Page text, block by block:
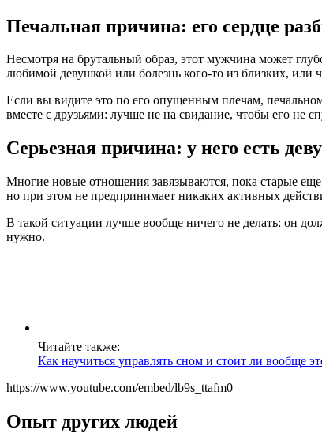
Печальная причина: его сердце
Несмотря на брутальный образ, этот мужчина может
любимой девушкой или болезнь кого-то из близких,
Если вы видите это по его опущенным плечам,
вместе с друзьями: лучше не на свидание, чтобы его не
Серьезная причина: у него есть
Многие новые отношения завязываются, пока старые
но при этом не предпринимает никаких активных
В такой ситуации лучше вообще ничего не делать: он
нужно.
Читайте также:
Как научиться управлять сном и стоит ли вообще
https://www.youtube.com/embed/lb9s_ttafm0
Опыт других людей